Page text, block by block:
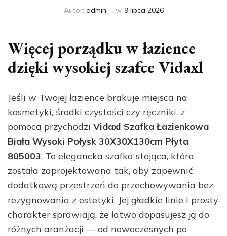
Autor: admin w 9 lipca 2026
Więcej porządku w łazience
dzięki wysokiej szafce Vidaxl
Jeśli w Twojej łazience brakuje miejsca na
kosmetyki, środki czystości czy ręczniki, z
pomocą przychodzi Vidaxl Szafka Łazienkowa
Biała Wysoki Połysk 30X30X130cm Płyta
805003. To elegancka szafka stojąca, która
została zaprojektowana tak, aby zapewnić
dodatkową przestrzeń do przechowywania bez
rezygnowania z estetyki. Jej gładkie linie i prosty
charakter sprawiają, że łatwo dopasujesz ją do
różnych aranżacji — od nowoczesnych po